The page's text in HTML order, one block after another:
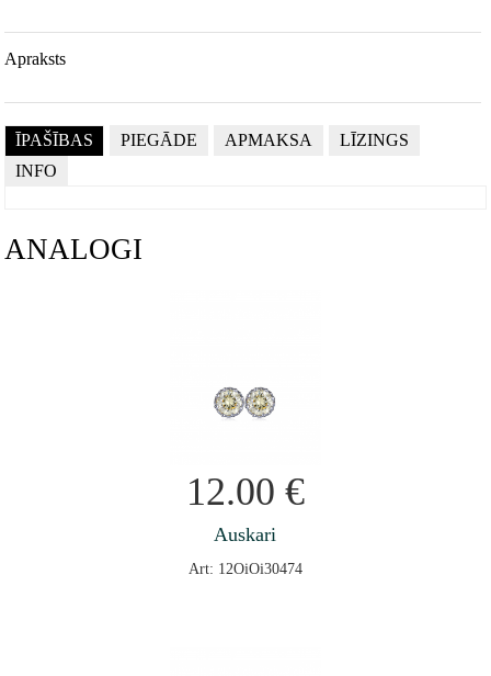
Apraksts
ĪPAŠĪBAS PIEGĀDE APMAKSA
LĪZINGS
INFO
ANALOGI
12.00 €
Auskari
Art: 12OiOi30474